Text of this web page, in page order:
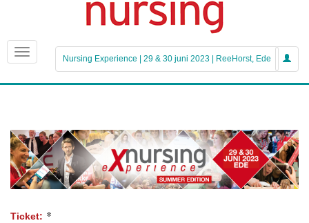
Nursing Experience | 29 & 30 juni 2023 | ReeHorst, Ede
Ticket: *